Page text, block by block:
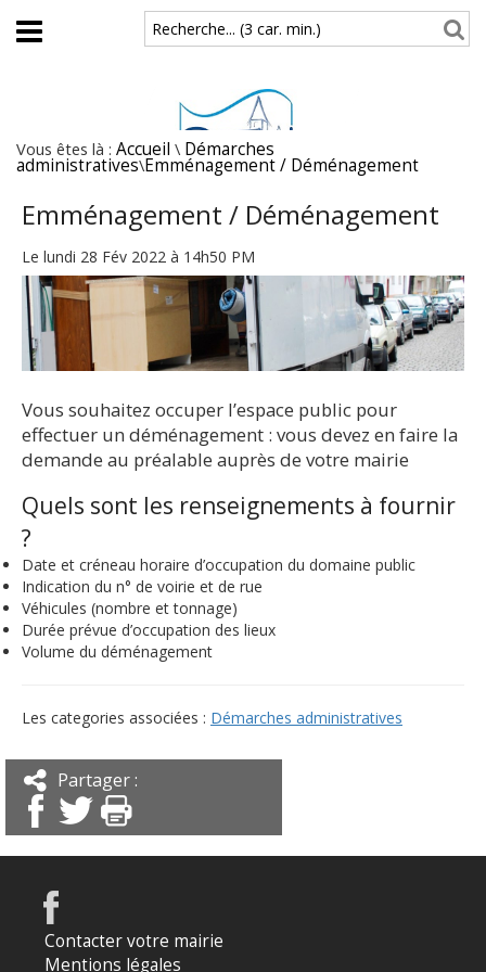
Aller au contenu principal
Recherche... (3 car. min.)
Vous êtes là : Accueil \ Démarches
administratives\Emménagement / Déménagement
Emménagement / Déménagement
Le lundi 28 Fév 2022 à 14h50 PM
Vous souhaitez occuper l’espace public pour
effectuer un déménagement : vous devez en faire la
demande au préalable auprès de votre mairie
Quels sont les renseignements à fournir
?
Date et créneau horaire d’occupation du domaine public
Indication du n° de voirie et de rue
Véhicules (nombre et tonnage)
Durée prévue d’occupation des lieux
Volume du déménagement
Les categories associées : Démarches administratives
Partager :
Contacter votre mairie
Mentions légales